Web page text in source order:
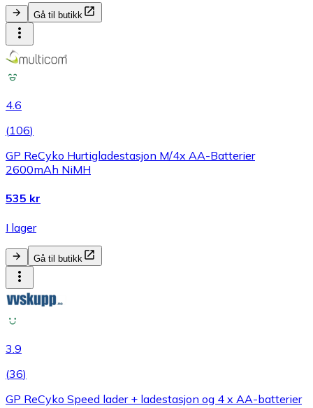
Gå til butikk
4.6
(106)
GP ReCyko Hurtigladestasjon M/4x AA-Batterier
2600mAh NiMH
535 kr
I lager
Gå til butikk
3.9
(36)
GP ReCyko Speed lader + ladestasjon og 4 x AA-batterier